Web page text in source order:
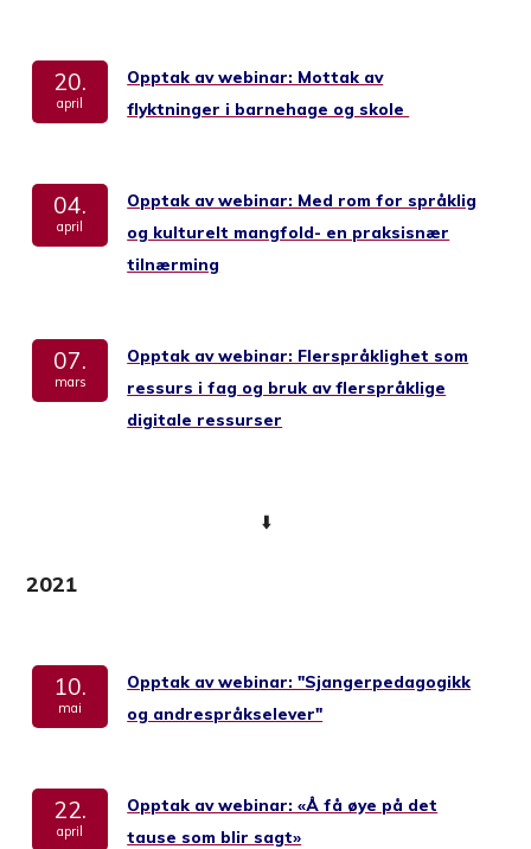
20.
april
Opptak av webinar: Mottak av
flyktninger i barnehage og skole
04.
april
Opptak av webinar: Med rom for språklig
og kulturelt mangfold- en praksisnær
tilnærming
07.
mars
Opptak av webinar: Flerspråklighet som
ressurs i fag og bruk av flerspråklige
digitale ressurser
⬇️
2021
10.
mai
Opptak av webinar: "Sjangerpedagogikk
og andrespråkselever"
22.
april
Opptak av webinar: «Å få øye på det
tause som blir sagt»